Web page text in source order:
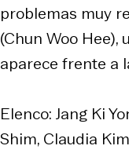
problemas muy
(Chun Woo
aparece frente a
Elenco: Jang Ki
Shim, Claudia